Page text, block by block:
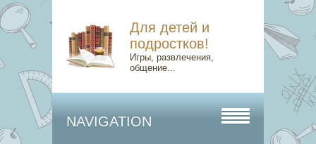
Для детей и
подростков!
Игры, развлечения,
общение...
NAVIGATION